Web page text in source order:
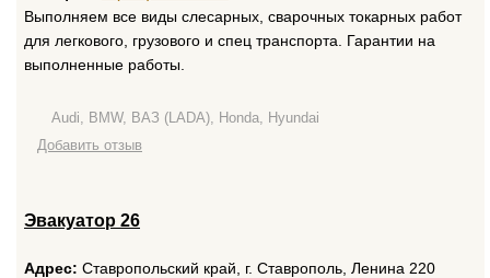
Выполняем все виды слесарных, сварочных токарных работ
для легкового, грузового и спец транспорта. Гарантии на
выполненные работы.
Audi, BMW, ВАЗ (LADA), Honda, Hyundai
Добавить отзыв
Эвакуатор 26
Адрес: Ставропольский край, г. Ставрополь, Ленина 220